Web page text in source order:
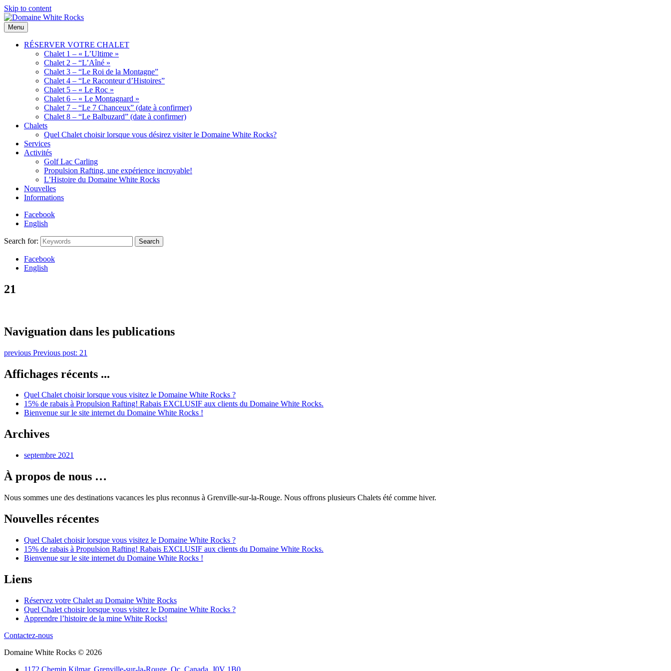
Skip to content
Domaine
White
Location
Menu
RÉSERVER VOTRE CHALET
Chalet 1 – « L’Ultime »
Chalet 2 – “L’Aîné »
Chalet 3 – “Le Roi de la Montagne”
Chalet 4 – “Le Raconteur d’Histoires”
Chalet 5 – « Le Roc »
Chalet 6 – « Le Montagnard »
Chalet 7 – “Le 7 Chanceux” (date à confirmer)
Chalet 8 – “Le Balbuzard” (date à confirmer)
Chalets
Quel Chalet choisir lorsque vous désirez visiter le Domaine White Rocks?
Services
Activités
Golf Lac Carling
Propulsion Rafting, une expérience incroyable!
L’Histoire du Domaine White Rocks
Nouvelles
Informations
Facebook
English
Search for: Search
Facebook
English
21
Naviguation dans les publications
previous Previous post: 21
Affichages récents ...
Quel Chalet choisir lorsque vous visitez le Domaine White Rocks ?
15% de rabais à Propulsion Rafting! Rabais EXCLUSIF aux clients du Domaine White Rocks.
Bienvenue sur le site internet du Domaine White Rocks !
Archives
septembre 2021
À propos de nous …
Nous sommes une des destinations vacances les plus reconnus à Grenville-sur-la-Rouge. Nous offrons plusieurs Chalets été comme hiver.
Nouvelles récentes
Quel Chalet choisir lorsque vous visitez le Domaine White Rocks ?
15% de rabais à Propulsion Rafting! Rabais EXCLUSIF aux clients du Domaine White Rocks.
Bienvenue sur le site internet du Domaine White Rocks !
Liens
Réservez votre Chalet au Domaine White Rocks
Quel Chalet choisir lorsque vous visitez le Domaine White Rocks ?
Apprendre l’histoire de la mine White Rocks!
Contactez-nous
Domaine White Rocks © 2026
1172 Chemin Kilmar, Grenville-sur-la-Rouge, Qc, Canada, J0V 1B0